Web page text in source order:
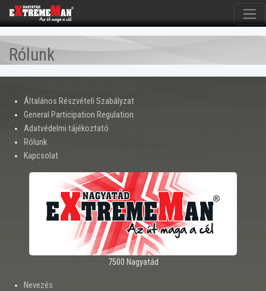
Rólunk
Általános Részvételi Szabályzat
General Participation Regulation
Adatvédelmi tájékoztató
Rólunk
Kapcsolat
7500 Nagyatád
Nevezés